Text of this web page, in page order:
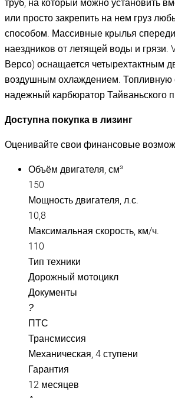
труб, на который можно установить
или просто закрепить на нем груз
способом. Массивные крылья
наездников от летящей воды и грязи.
Версо) оснащается четырехтактным
воздушным охлаждением. Топливную
надежный карбюратор Тайваньского
Доступна покупка в лизинг
Оценивайте свои финансовые
Объём двигателя, см³
150
Мощность двигателя, л.с.
10,8
Максимальная скорость, км/ч.
110
Тип техники
Дорожный мотоцикл
Документы
?
ПТС
Трансмиссия
Механическая, 4 ступени
Гарантия
12 месяцев